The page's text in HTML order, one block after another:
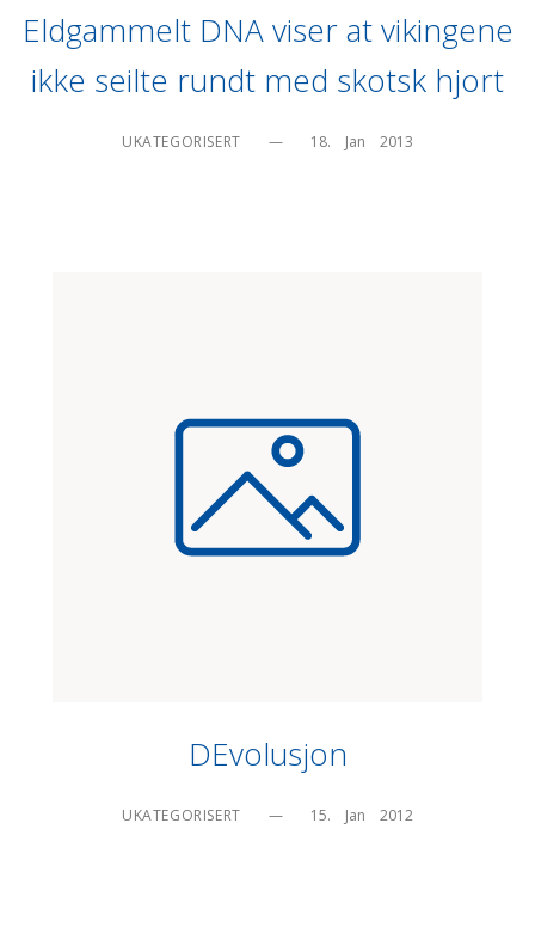
Eldgammelt DNA viser at vikingene
ikke seilte rundt med skotsk hjort
UKATEGORISERT — 18.    Jan    2013
DEvolusjon
UKATEGORISERT — 15.    Jan    2012